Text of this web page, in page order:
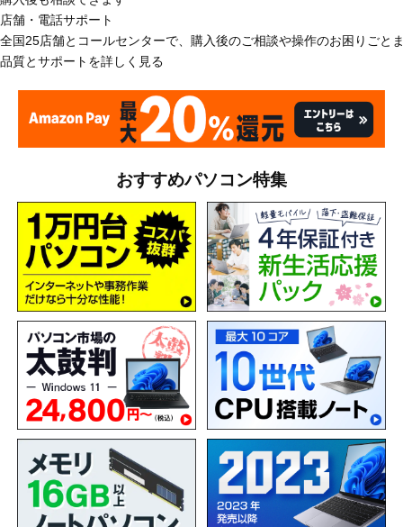
店舗・電話サポート
全国25店舗とコールセンターで、購入後のご相談や操作のお困りごと
品質とサポートを詳しく見る
おすすめパソコン特集